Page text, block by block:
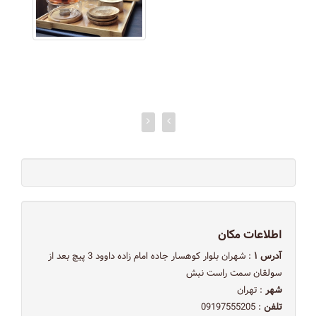
اطلاعات مکان
آدرس ۱
: شهران بلوار کوهسار جاده امام زاده داوود 3 پیچ بعد از
سولقان سمت راست نبش
شهر : تهران
تلفن : 09197555205